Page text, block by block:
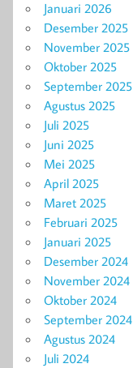
Januari 2026
Desember 2025
November 2025
Oktober 2025
September 2025
Agustus 2025
Juli 2025
Juni 2025
Mei 2025
April 2025
Maret 2025
Februari 2025
Januari 2025
Desember 2024
November 2024
Oktober 2024
September 2024
Agustus 2024
Juli 2024